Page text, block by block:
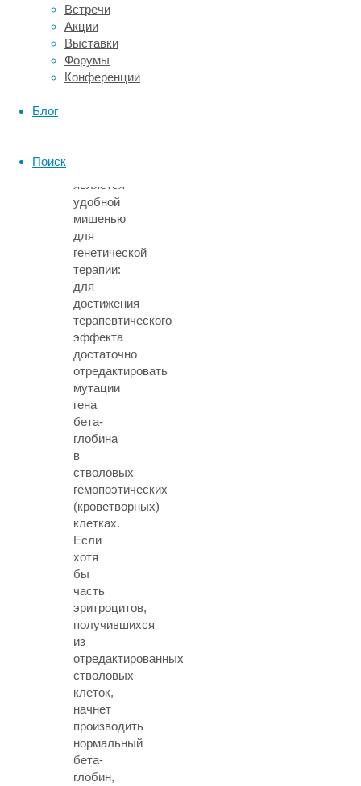
Встречи
Акции
Выставки
Форумы
Конференции
Блог
Поиск
по
пересадке
костного
мозга.
является
удобной
мишенью
для
генетической
терапии:
для
достижения
терапевтического
эффекта
достаточно
отредактировать
мутации
гена
бета-
глобина
в
стволовых
гемопоэтических
(кроветворных)
клетках.
Если
хотя
бы
часть
эритроцитов,
получившихся
из
отредактированных
стволовых
клеток,
начнет
производить
нормальный
бета-
глобин,